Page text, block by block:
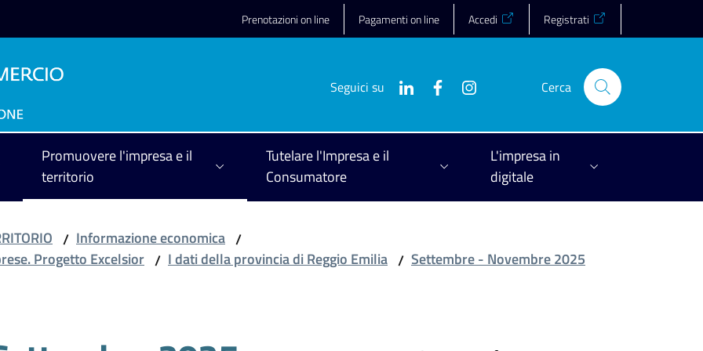
Prenotazioni on line Pagamenti on line Accedi Registrati
Seguici su Cerca
Promuovere l'impresa e il
territorio
Tutelare l'Impresa e il
Consumatore
L'impresa in
digitale
/ Informazione economica /
Progetto Excelsior / I dati della provincia di Reggio Emilia / Settembre - Novembre 2025